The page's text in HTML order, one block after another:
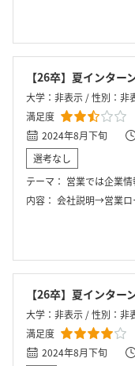
【26卒】夏インター
大学：非表示 / 性別：非
満足度
2024年8月下旬
選考なし
テーマ： 営業では企業情報に基づいて
内容： 会社説明→営業ロープレ体
【26卒】夏インター
大学：非表示 / 性別：非
満足度
2024年8月下旬